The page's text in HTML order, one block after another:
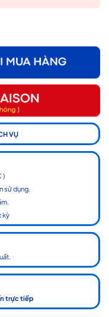
512GB/ 14" FHD+ Touch / Win
VỤ
)
sử dụng.
kỳ
trực tiếp